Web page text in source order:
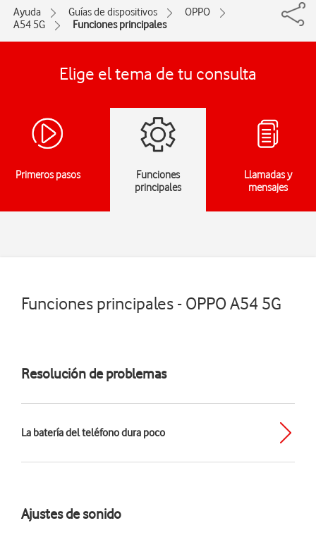
Ayuda Guías de dispositivos
OPPO
A54 5G
Funciones principales
Elige el tema de tu consulta
Primeros pasos
Funciones
principales
Llamadas y
mensajes
Funciones principales - OPPO A54 5G
Resolución de problemas
La batería del teléfono dura poco
Ajustes de sonido